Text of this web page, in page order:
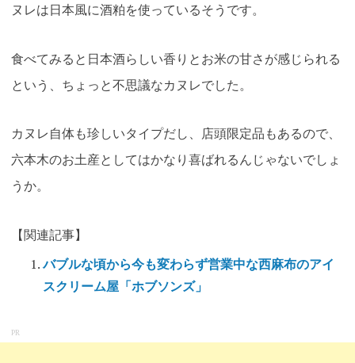
ヌレは日本風に酒粕を使っているそうです。
食べてみると日本酒らしい香りとお米の甘さが感じられる
という、ちょっと不思議なカヌレでした。
カヌレ自体も珍しいタイプだし、店頭限定品もあるので、
六本木のお土産としてはかなり喜ばれるんじゃないでしょ
うか。
【関連記事】
バブルな頃から今も変わらず営業中な西麻布のアイ
スクリーム屋「ホブソンズ」
PR